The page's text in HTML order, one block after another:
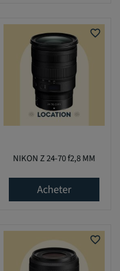
favorite_border
NIKON Z 24-70 f2,8 MM
Acheter
favorite_border